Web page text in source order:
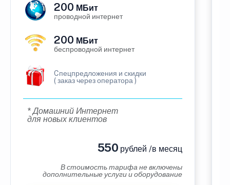
200 МБит
проводной интернет
200 МБит
беспроводной интернет
Cпецпредложения и скидки
( заказ через оператора )
* Домашний Интернет
для новых клиентов
550 рублей /в месяц
В стоимость тарифа не включены
дополнительные услуги и оборудование